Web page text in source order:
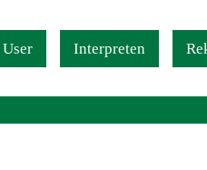
User Interpreten